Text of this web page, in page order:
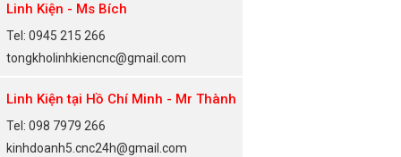
Linh Kiện - Ms Bích
Tel: 0945 215 266
tongkholinhkiencnc@gmail.com
Linh Kiện tại Hồ Chí Minh - Mr Thành
Tel: 098 7979 266
kinhdoanh5.cnc24h@gmail.com